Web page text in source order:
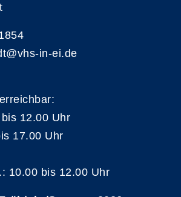
in-ei.de
12.00 Uhr
17.00 Uhr
10.00 bis 12.00 Uhr